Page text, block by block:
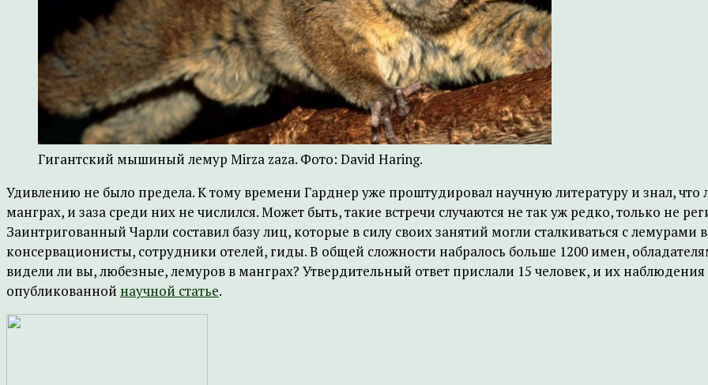
Гигантский мышиный лемур Mirza zaza. Фото: David Haring.
Удивлению не было предела. К тому времени Гарднер уже проштудировал научную литературу и знал,
манграх, и заза среди них не числился. Может быть, такие встречи случаются не так уж редко, только не
Заинтригованный Чарли составил базу лиц, которые в силу своих занятий могли сталкиваться с лемурами
консервационисты, сотрудники отелей, гиды. В общей сложности набралось больше 1200 имен,
видели ли вы, любезные, лемуров в манграх? Утвердительный ответ прислали 15 человек, и их
опубликованной научной статье.